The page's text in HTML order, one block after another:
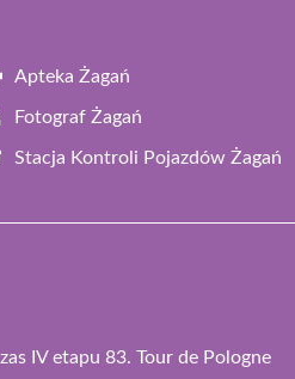
Apteka Żagań
Fotograf Żagań
Stacja Kontroli Pojazdów Żagań
IV etapu 83. Tour de Pologne